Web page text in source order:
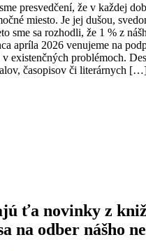
presvedčení, že v každej
miesto. Je jej dušou,
sme sa rozhodli, že 1 % z
apríla 2026 venujeme na
existenčných problémoch.
časopisov či literárnych
ťa novinky z
na odber nášho